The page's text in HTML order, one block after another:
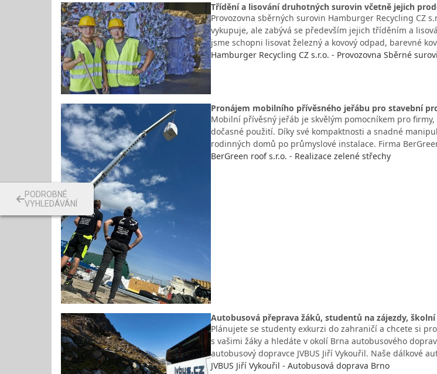
Třídění a lisování druhotných surovin včetně jejich
Provozovna sběrných surovin Hamburger Recycling CZ
vykupuje, ale zabývá se především jejich tříděním a
jsme schopni lisovat železný a kovový odpad, barevné
Hamburger Recycling CZ s.r.o. - Provozovna Sběrné
Pronájem mobilního přívěsného jeřábu pro stavební
Mobilní přívěsný jeřáb je skvělým pomocníkem pro
dočasné použití. Díky své kompaktnosti a snadné
rodinných domů po průmyslové instalace. Firma
BerGreen roof s.r.o. - Realizace zelené střechy
Autobusová přeprava žáků, studentů na zájezdy,
Plánujete se studenty exkurzi do zahraničí a chcete si
s vašimi žáky a hledáte v okolí Brna autobusového
autobusový dopravce JVBUS Jiří Vykouřil. Naše dálkové
JVBUS Jiří Vykouřil - Autobusová doprava Brno
PODROBNÉ
VYHLEDÁVÁNÍ